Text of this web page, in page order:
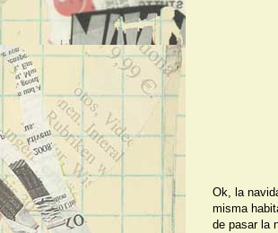
Ok, la
misma
de pasar la